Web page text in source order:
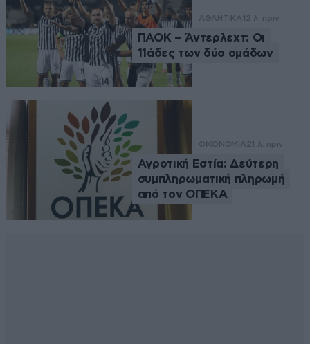
ΑΘΛΗΤΙΚΑ 12 λ. πριν
ΠΑΟΚ – Άντερλεχτ: Οι
11άδες των δύο ομάδων
ΟΙΚΟΝΟΜΙΑ21 λ. πριν
Αγροτική Εστία: Δεύτερη
συμπληρωματική πληρωμή
από τον ΟΠΕΚΑ